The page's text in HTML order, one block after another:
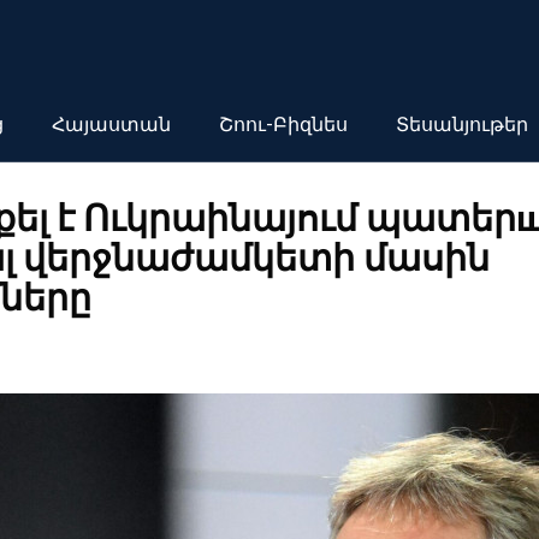
Հայաստան Շոու-Բիզնես Տեսանյութեր
է Ուկրաինայում
վերջնաժամկետի մասին